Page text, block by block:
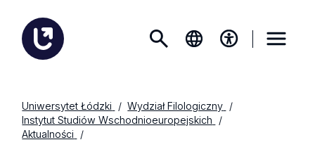
Uniwersytet Łódzki
Wydział Filologiczny
Instytut Studiów Wschodnioeuropejskich
Aktualności